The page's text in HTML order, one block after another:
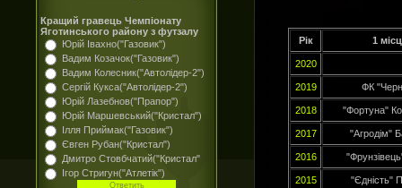
Кращий гравець Чемпіонату
Яготинського району з футзалу
Юрій Івахно("Газовик")
Вадим Козачок("Газовик")
Вадим Колесник("Автолідер-2")
Сергій Кукса("Автолідер-2")
Юрій Лазебнов("Прапор")
Юрій Маршевський("Кристал")
Ілля Приймак("Газовик")
Євген Рубан("Кристал")
Дмитро Стовбчатий("Кристал"
Ігор Стригун("Атлетік")
Рік 1
2020
2019 ФК
2018 "Фортуна"
2017 "Агродім"
2016
2015 "Єдність"